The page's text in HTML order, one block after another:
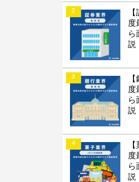
2
度
ら
説
3
度
ら
説
4
度
ら
説